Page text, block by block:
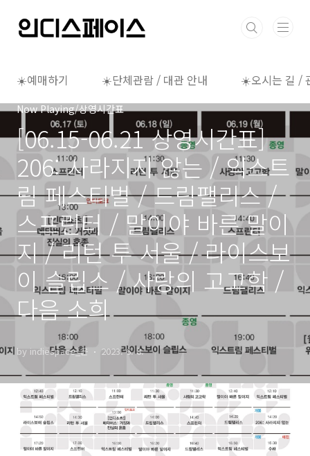
☀️예매하기 ☀️단체관람 / 대관 안내 ☀️오시는 길 /
Now Playing/상영시간표
[06.15-06.21 상영시간표]
206: 사라지지 않는 / 익스트
림 페스티벌 / 드림팰리스 /
스프린터 / 말이야 바른 말이
지 / 리턴 투 서울 / 라이스보
이 슬립스 / 사랑의 고고학 /
다음 소희
by indiespace_은 2023. 6. 8.